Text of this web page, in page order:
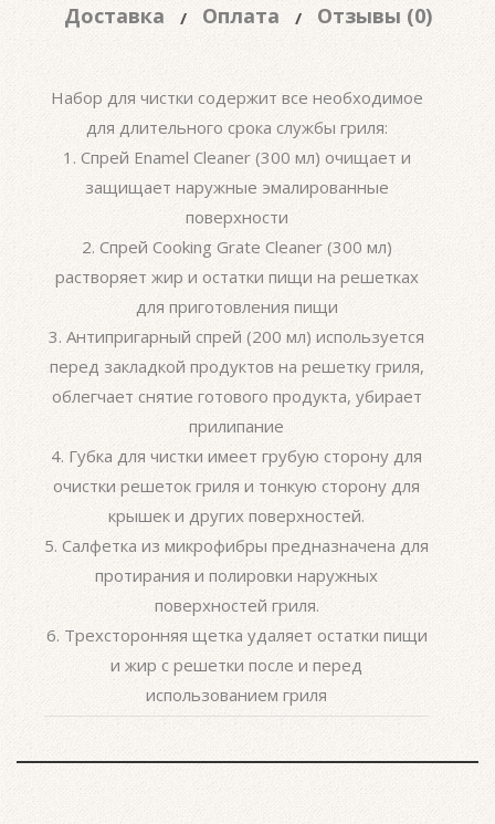
Доставка Оплата Отзывы (0)
Набор для чистки содержит все необходимое
для длительного срока службы гриля:
1. Спрей Enamel Cleaner (300 мл) очищает и
защищает наружные эмалированные
поверхности
2. Спрей Cooking Grate Cleaner (300 мл)
растворяет жир и остатки пищи на решетках
для приготовления пищи
3. Антипригарный спрей (200 мл) используется
перед закладкой продуктов на решетку гриля,
облегчает снятие готового продукта, убирает
прилипание
4. Губка для чистки имеет грубую сторону для
очистки решеток гриля и тонкую сторону для
крышек и других поверхностей.
5. Салфетка из микрофибры предназначена для
протирания и полировки наружных
поверхностей гриля.
6. Трехсторонняя щетка удаляет остатки пищи
и жир с решетки после и перед
использованием гриля